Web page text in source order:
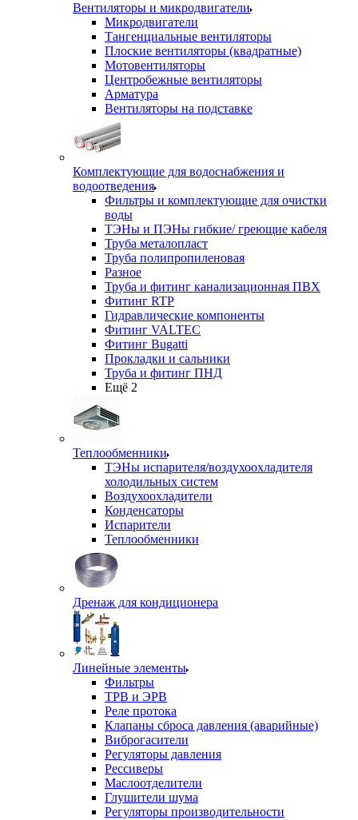
Вентиляторы и микродвигатели
Микродвигатели
Тангенциальные вентиляторы
Плоские вентиляторы (квадратные)
Мотовентиляторы
Центробежные вентиляторы
Арматура
Вентиляторы на подставке
Комплектующие для водоснабжения и
водоотведения
Фильтры и комплектующие для очистки
воды
ТЭНы и ПЭНы гибкие/ греющие кабеля
Труба металопласт
Труба полипропиленовая
Разное
Труба и фитинг канализационная ПВХ
Фитинг RTP
Гидравлические компоненты
Фитинг VALTEC
Фитинг Bugatti
Прокладки и сальники
Труба и фитинг ПНД
Ещё 2
Теплообменники
ТЭНы испарителя/воздухоохладителя
холодильных систем
Воздухоохладители
Конденсаторы
Испарители
Теплообменники
Дренаж для кондиционера
Линейные элементы
Фильтры
ТРВ и ЭРВ
Реле протока
Клапаны сброса давления (аварийные)
Виброгасители
Регуляторы давления
Рессиверы
Маслоотделители
Глушители шума
Регуляторы производительности